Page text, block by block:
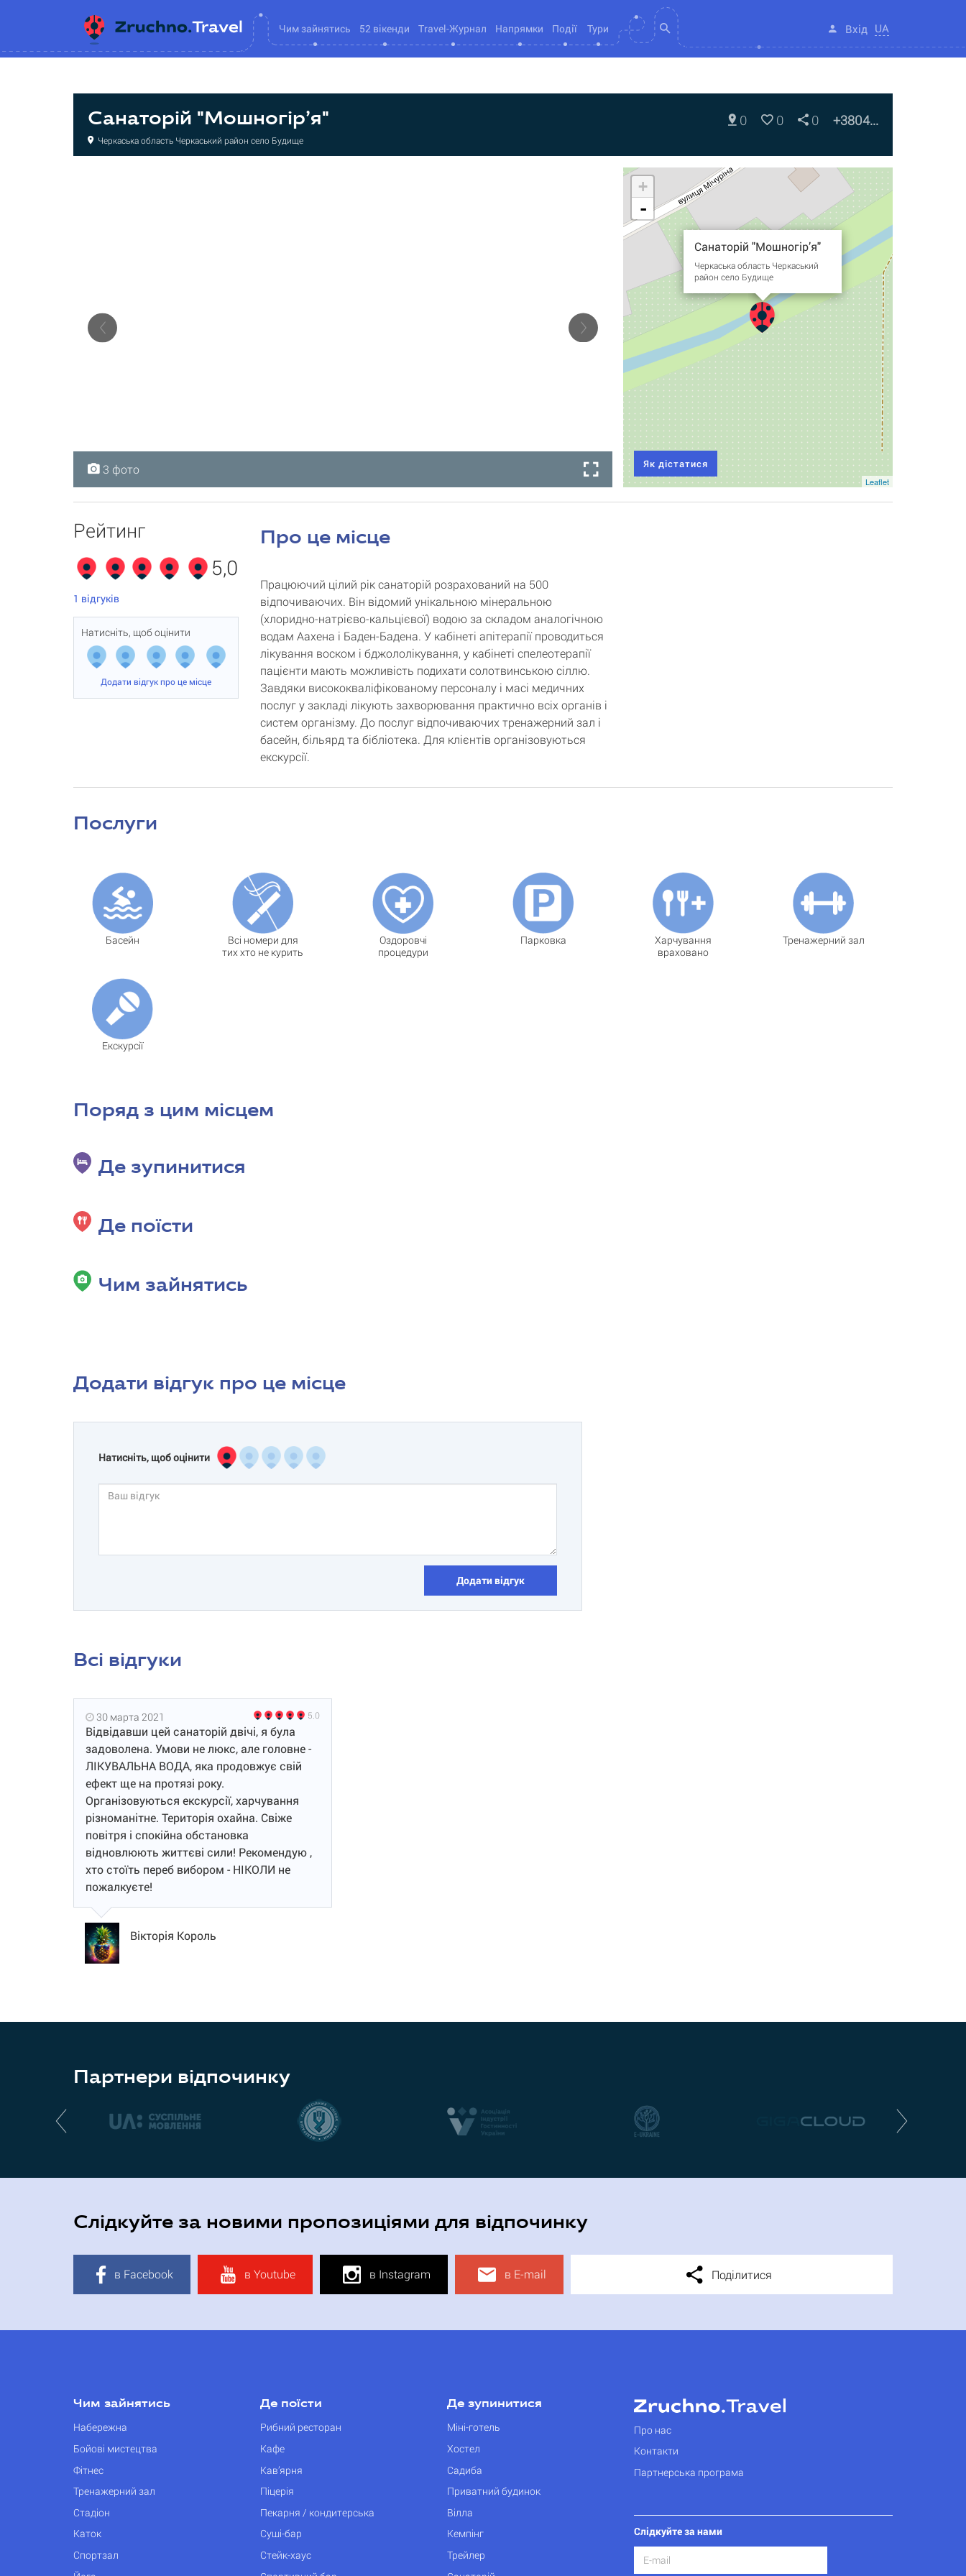
Чим зайнятись 52 вікенди Travel-Журнал Напрямки Події Тури Вхід UA
Санаторій "Мошногір’я"
Черкаська область Черкаський район село Будище
0 0 0 +3804...
3 фото
3 фото
3 фото
Санаторій "Мошногір’я"
Черкаська область Черкаський
район село Будище
+
-
Leaflet
Як дістатися
Рейтинг
5,0
1 відгуків
Натисніть, щоб оцінити
Додати відгук про це місце
Про це місце
Працюючий цілий рік санаторій розрахований на 500
відпочиваючих. Він відомий унікальною мінеральною
(хлоридно-натрієво-кальцієвої) водою за складом аналогічною
водам Аахена і Баден-Бадена. У кабінеті апітерапії проводиться
лікування воском і бджололікування, у кабінеті спелеотерапії
пацієнти мають можливість подихати солотвинською сіллю.
Завдяки висококваліфікованому персоналу і масі медичних
послуг у закладі лікують захворювання практично всіх органів і
систем організму. До послуг відпочиваючих тренажерний зал і
басейн, більярд та бібліотека. Для клієнтів організовуються
екскурсії.
Послуги
Басейн
Всі номери для
тих хто не курить
Оздоровчі
процедури
Парковка
Харчування
враховано
Тренажерний зал
Екскурсії
Поряд з цим місцем
Де зупинитися
Де поїсти
Чим зайнятись
Додати відгук про це місце
Натисніть, щоб оцінити
Додати відгук
Всі відгуки
30 марта 2021 5.0
Відвідавши цей санаторій двічі, я була
задоволена. Умови не люкс, але головне -
ЛІКУВАЛЬНА ВОДА, яка продовжує свій
ефект ще на протязі року.
Організовуються екскурсії, харчування
різноманітне. Територія охайна. Свіже
повітря і спокійна обстановка
відновлюють життєві сили! Рекомендую ,
хто стоїть переб вибором - НІКОЛИ не
пожалкуєте!
Вікторія Король
Партнери відпочинку
Слідкуйте за новими пропозиціями для відпочинку
в Facebook в Youtube в Instagram в E-mail Поділитися
Чим зайнятись
Набережна
Бойові мистецтва
Фітнес
Тренажерний зал
Стадіон
Каток
Спортзал
Де поїсти
Рибний ресторан
Кафе
Кав’ярня
Піцерія
Пекарня / кондитерська
Суші-бар
Стейк-хаус
Де зупинитися
Міні-готель
Хостел
Садиба
Приватний будинок
Вілла
Кемпінг
Трейлер
Про нас
Контакти
Партнерська програма
Слідкуйте за нами